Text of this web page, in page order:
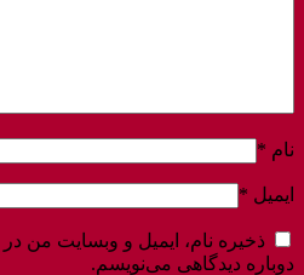
نام *
ایمیل *
ذخیره نام، ایمیل و وبسایت من
دوباره دیدگاهی می‌نویسم.